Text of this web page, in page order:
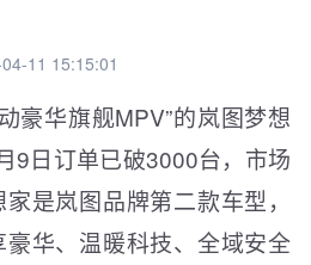
11 15:15:01
豪华旗舰MPV”的岚图梦想
9日订单已破3000台，市场
是岚图品牌第二款车型，
华、温暖科技、全域安全